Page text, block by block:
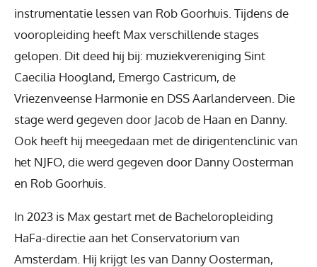
instrumentatie lessen van Rob Goorhuis. Tijdens de
vooropleiding heeft Max verschillende stages
gelopen. Dit deed hij bij: muziekvereniging Sint
Caecilia Hoogland, Emergo Castricum, de
Vriezenveense Harmonie en DSS Aarlanderveen. Die
stage werd gegeven door Jacob de Haan en Danny.
Ook heeft hij meegedaan met de dirigentenclinic van
het NJFO, die werd gegeven door Danny Oosterman
en Rob Goorhuis.
In 2023 is Max gestart met de Bacheloropleiding
HaFa-directie aan het Conservatorium van
Amsterdam. Hij krijgt les van Danny Oosterman,